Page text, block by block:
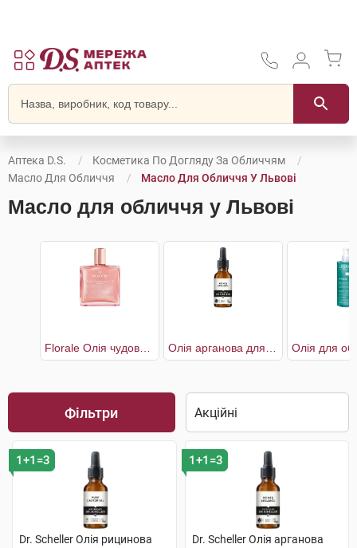
Аптека D.S.
Косметика По Догляду За Обличчям
Масло Для Обличчя
Масло Для Обличчя У Львові
Масло для обличчя у Львові
Фільтри
1+1=3
Dr. Scheller Олія рицинова
1+1=3
Dr. Scheller Олія арганова